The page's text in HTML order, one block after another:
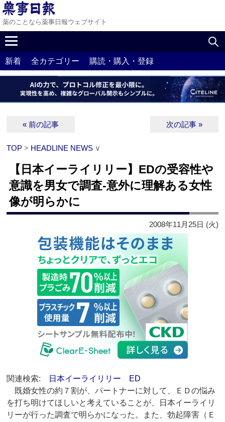
薬のことなら薬事日報ウェブサイト
新着 全カテゴリー 購読・購入・登録
« 前の記事 次の記事 »
TOP > HEADLINE NEWS ∨
【日本イーライリリー】EDの受容性や
意識を男女で調査‐意外に理解ある女性
像が明らかに
2008年11月25日 (火)
関連検索: 日本イーライリリー
ED
既婚女性の約７割が、パートナーに対して、ＥＤの悩み
を打ち明けてほしいと考えていることが、日本イーライリ
リーが行った調査で明らかになった。また、勃起障害（Ｅ